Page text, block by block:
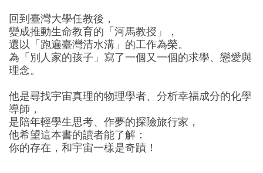
回到臺灣大學任教後，
變成推動生命教育的「河馬教授」，
還以「跑遍臺灣清水溝」的工作為榮。
為「別人家的孩子」寫了一個又一個的求學、戀愛與
理念。
他是尋找宇宙真理的物理學者、分析幸福成分的化學
導師，
是陪年輕學生思考、作夢的探險旅行家，
他希望這本書的讀者能了解：
你的存在，和宇宙一樣是奇蹟！